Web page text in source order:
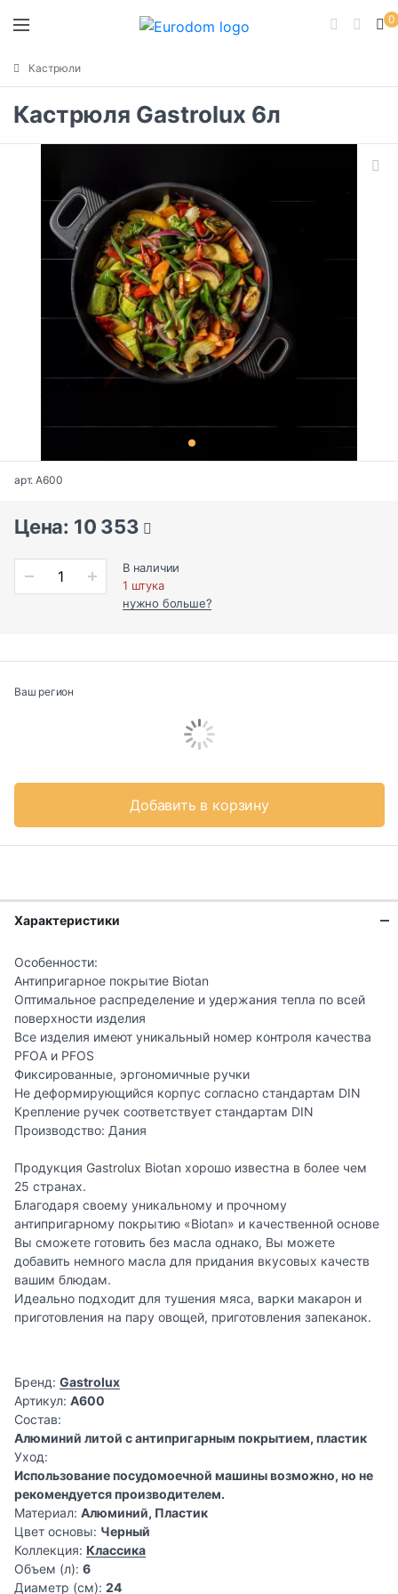
0
Кастрюли
Кастрюля Gastrolux 6л
арт. A600
Цена: 10 353
В наличии
1 штука
нужно больше?
Ваш регион
Добавить в корзину
Характеристики
Особенности:
Антипригарное покрытие Biotan
Оптимальное распределение и удержания тепла по всей
поверхности изделия
Все изделия имеют уникальный номер контроля качества
PFOA и PFOS
Фиксированные, эргономичные ручки
Не деформирующийся корпус согласно стандартам DIN
Крепление ручек соответствует стандартам DIN
Производство: Дания
Продукция Gastrolux Biotan хорошо известна в более чем
25 странах.
Благодаря своему уникальному и прочному
антипригарному покрытию «Biotan» и качественной основе
Вы сможете готовить без масла однако, Вы можете
добавить немного масла для придания вкусовых качеств
вашим блюдам.
Идеально подходит для тушения мяса, варки макарон и
приготовления на пару овощей, приготовления запеканок.
Бренд: Gastrolux
Артикул: A600
Состав:
Алюминий литой с антипригарным покрытием, пластик
Уход:
Использование посудомоечной машины возможно, но не
рекомендуется производителем.
Материал: Алюминий, Пластик
Цвет основы: Черный
Коллекция: Классика
Объем (л): 6
Диаметр (см): 24